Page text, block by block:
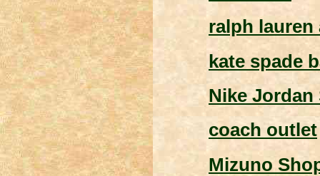
ralph lauren
kate spade
Nike Jordan
coach outlet
Mizuno